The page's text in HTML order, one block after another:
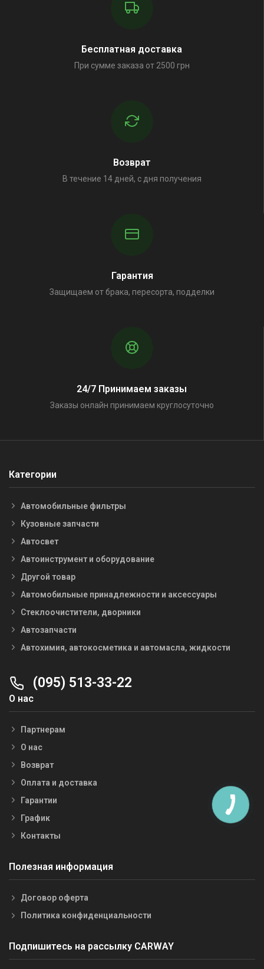
Бесплатная доставка
При сумме заказа от 2500 грн
Возврат
В течение 14 дней, с дня получения
Гарантия
Защищаем от брака, пересорта, подделки
24/7 Принимаем заказы
Заказы онлайн принимаем круглосуточно
Категории
Автомобильные фильтры
Кузовные запчасти
Автосвет
Автоинструмент и оборудование
Другой товар
Автомобильные принадлежности и аксессуары
Стеклоочистители, дворники
Автозапчасти
Автохимия, автокосметика и автомасла, жидкости
(095) 513-33-22
О нас
Партнерам
О нас
Возврат
Оплата и доставка
Гарантии
График
Контакты
Полезная информация
Договор оферта
Политика конфиденциальности
Подпишитесь на рассылку CARWAY